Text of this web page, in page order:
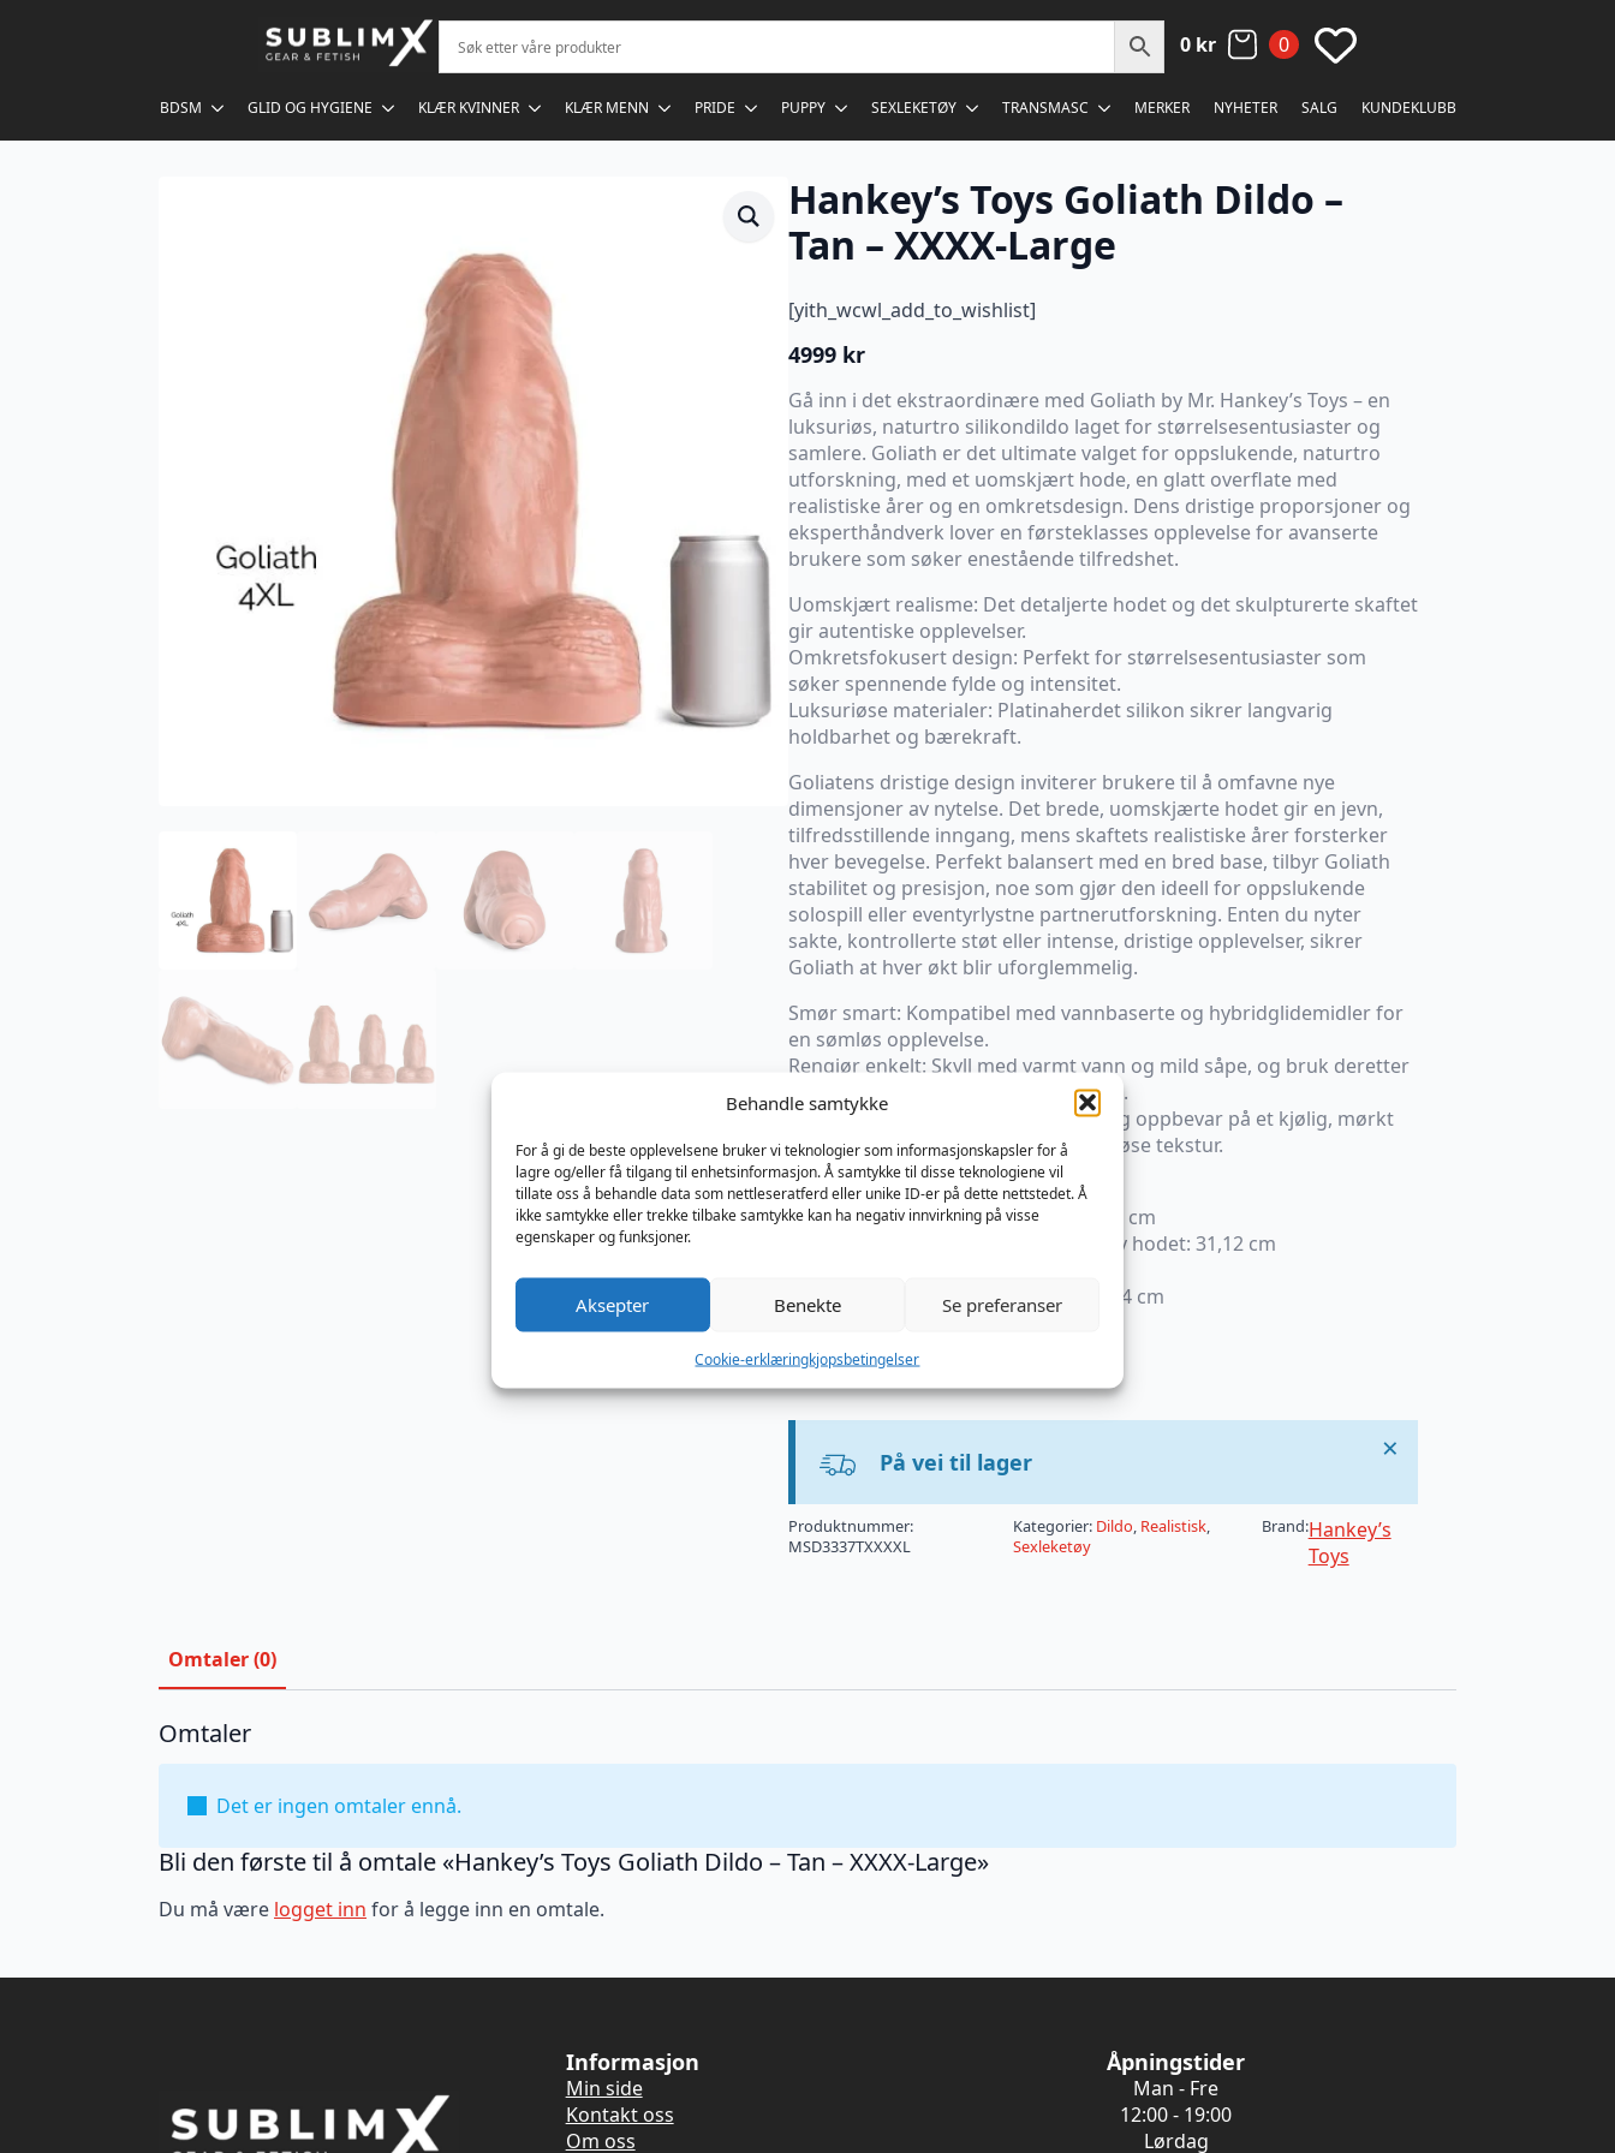
Behandle samtykke
For å gi de beste opplevelsene bruker vi teknologier som informasjonskapsler for å
lagre og/eller få tilgang til enhetsinformasjon. Å samtykke til disse teknologiene vil
tillate oss å behandle data som nettleseratferd eller unike ID-er på dette nettstedet. Å
ikke samtykke eller trekke tilbake samtykke kan ha negativ innvirkning på visse
egenskaper og funksjoner.
Aksepter Benekte Se preferanser
Cookie-erklæringkjopsbetingelser
0 kr 0
BDSM GLID OG HYGIENE KLÆR KVINNER KLÆR MENN PRIDE PUPPY SEXLEKETØY TRANSMASC MERKER NYHETER SALG KUNDEKLUBB
Hankey’s Toys Goliath Dildo –
Tan – XXXX-Large
[yith_wcwl_add_to_wishlist]
4999 kr
Gå inn i det ekstraordinære med Goliath by Mr. Hankey’s Toys – en
luksuriøs, naturtro silikondildo laget for størrelsesentusiaster og
samlere. Goliath er det ultimate valget for oppslukende, naturtro
utforskning, med et uomskjært hode, en glatt overflate med
realistiske årer og en omkretsdesign. Dens dristige proporsjoner og
eksperthåndverk lover en førsteklasses opplevelse for avanserte
brukere som søker enestående tilfredshet.
Uomskjært realisme: Det detaljerte hodet og det skulpturerte skaftet
gir autentiske opplevelser.
Omkretsfokusert design: Perfekt for størrelsesentusiaster som
søker spennende fylde og intensitet.
Luksuriøse materialer: Platinaherdet silikon sikrer langvarig
holdbarhet og bærekraft.
Goliatens dristige design inviterer brukere til å omfavne nye
dimensjoner av nytelse. Det brede, uomskjærte hodet gir en jevn,
tilfredsstillende inngang, mens skaftets realistiske årer forsterker
hver bevegelse. Perfekt balansert med en bred base, tilbyr Goliath
stabilitet og presisjon, noe som gjør den ideell for oppslukende
solospill eller eventyrlystne partnerutforskning. Enten du nyter
sakte, kontrollerte støt eller intense, dristige opplevelser, sikrer
Goliath at hver økt blir uforglemmelig.
Smør smart: Kompatibel med vannbaserte og hybridglidemidler for
en sømløs opplevelse.
Rengjør enkelt: Skyll med varmt vann og mild såpe, og bruk deretter
et leketøyssikkert rengjøringsmiddel.
Oppbevar på riktig måte: Tørk helt og oppbevar på et kjølig, mørkt
sted for å opprettholde dens luksuriøse tekstur.
Mål:
Omkrets nær tuppen av hodet: 20,32 cm
Omkrets rundt den tykkeste delen av hodet: 31,12 cm
Omkrets nær midten av skaftet: 38,74 cm
Omkrets nær baller: 40,31 cm
Total lengde: 36,20 cm
Innførbar lengde: 30,48 cm
På vei til lager ×
Produktnummer:
MSD3337TXXXXL
Kategorier: Dildo, Realistisk,
Sexleketøy
Brand:Hankey’s
Toys
Omtaler (0)
Omtaler
Det er ingen omtaler ennå.
Bli den første til å omtale «Hankey’s Toys Goliath Dildo – Tan – XXXX-Large»
Du må være logget inn for å legge inn en omtale.
Informasjon
Min side
Kontakt oss
Om oss
Åpningstider
Man - Fre
12:00 - 19:00
Lørdag